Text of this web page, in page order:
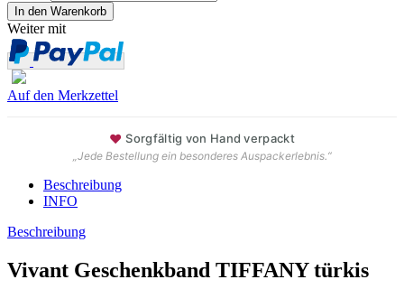
Weiter mit
Auf den Merkzettel
♥ Sorgfältig von Hand verpackt
„Jede Bestellung ein besonderes Auspackerlebnis.“
Beschreibung
INFO
Beschreibung
Vivant Geschenkband TIFFANY türkis